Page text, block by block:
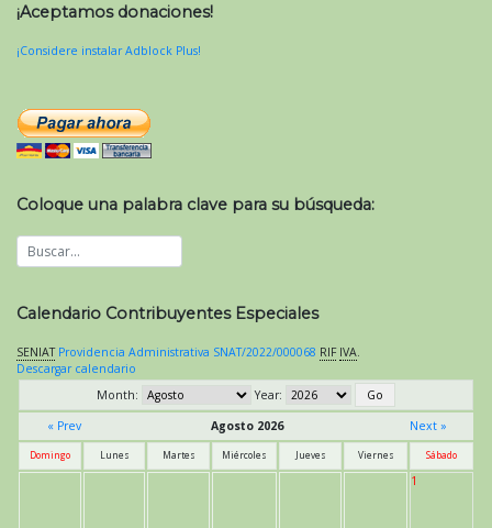
¡Aceptamos donaciones!
¡Considere instalar Adblock Plus!
Coloque una palabra clave para su búsqueda:
Calendario Contribuyentes Especiales
SENIAT Providencia Administrativa SNAT/2022/000068 RIF IVA.
Descargar calendario
Month:
Year:
« Prev
Agosto 2026 Next »
Domingo Lunes Martes Miércoles Jueves Viernes Sábado
1